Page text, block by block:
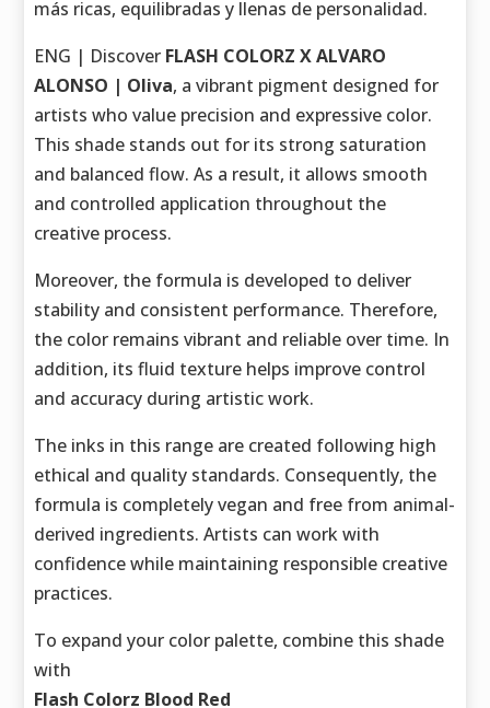
más ricas, equilibradas y llenas de personalidad.
ENG | Discover FLASH COLORZ X ALVARO
ALONSO | Oliva, a vibrant pigment designed for
artists who value precision and expressive color.
This shade stands out for its strong saturation
and balanced flow. As a result, it allows smooth
and controlled application throughout the
creative process.
Moreover, the formula is developed to deliver
stability and consistent performance. Therefore,
the color remains vibrant and reliable over time. In
addition, its fluid texture helps improve control
and accuracy during artistic work.
The inks in this range are created following high
ethical and quality standards. Consequently, the
formula is completely vegan and free from animal-
derived ingredients. Artists can work with
confidence while maintaining responsible creative
practices.
To expand your color palette, combine this shade
with
Flash Colorz Blood Red